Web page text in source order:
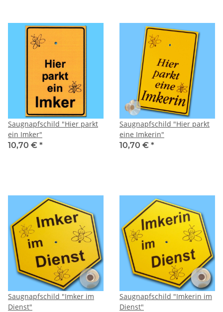
Saugnapfschild "Hier parkt
ein Imker"
10,70 € *
Saugnapfschild "Hier parkt
eine Imkerin"
10,70 € *
Saugnapfschild "Imker im
Dienst"
Saugnapfschild "Imkerin im
Dienst"